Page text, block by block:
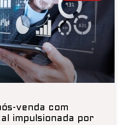
venda com
impulsionada por